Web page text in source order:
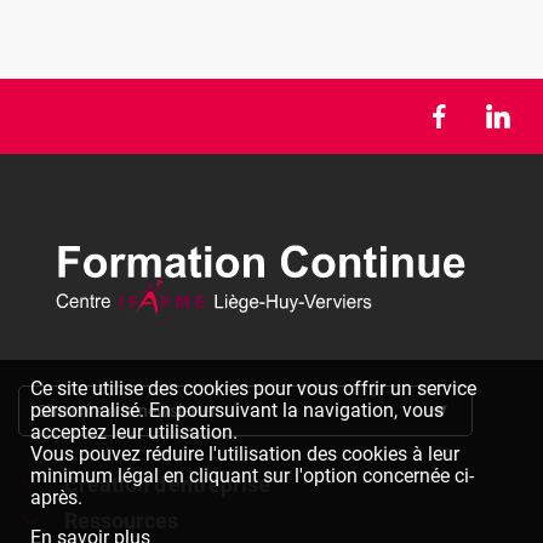
Ce site utilise des cookies pour vous offrir un service
personnalisé. En poursuivant la navigation, vous
acceptez leur utilisation.
Vous pouvez réduire l'utilisation des cookies à leur
minimum légal en cliquant sur l'option concernée ci-
après.
En savoir plus
S'inscrire à la newsletter
Création d'entreprise
Formations à la création d'entreprise